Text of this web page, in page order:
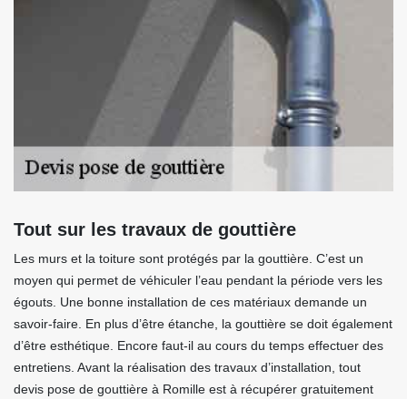
Tout sur les travaux de gouttière
Les murs et la toiture sont protégés par la gouttière. C’est un
moyen qui permet de véhiculer l’eau pendant la période vers les
égouts. Une bonne installation de ces matériaux demande un
savoir-faire. En plus d’être étanche, la gouttière se doit également
d’être esthétique. Encore faut-il au cours du temps effectuer des
entretiens. Avant la réalisation des travaux d’installation, tout
devis pose de gouttière à Romille est à récupérer gratuitement